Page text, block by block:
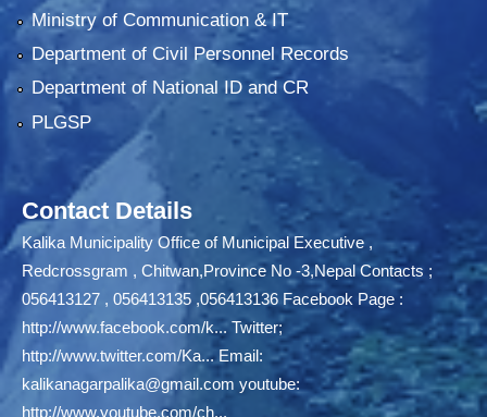
Ministry of Communication & IT
Department of Civil Personnel Records
Department of National ID and CR
PLGSP
Contact Details
Kalika Municipality Office of Municipal Executive ,
Redcrossgram , Chitwan,Province No -3,Nepal Contacts ;
056413127 , 056413135 ,056413136 Facebook Page :
http://www.facebook.com/k...Twitter;
http://www.twitter.com/Ka...Email:
kalikanagarpalika@gmail.com youtube:
http://www.youtube.com/ch...